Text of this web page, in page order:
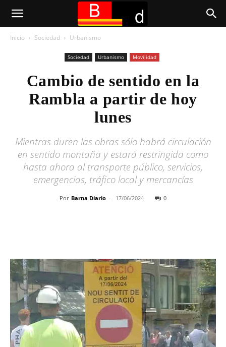
Inicio Sociedad Urbanismo
Sociedad Urbanismo Movilidad
Cambio de sentido en la
Rambla a partir de hoy
lunes
Mientras duren las obras sólo habrá circulación
en sentido montaña y estará restringida como
hasta ahora al transporte público, servicios,
emergencias, tráfico local y mercancías
Por Barna Diario - 17/06/2024 0